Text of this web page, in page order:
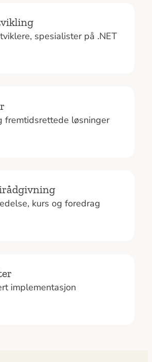
spesialister på .NET
fremtidsrettede løsninger
kurs og foredrag
implementasjon